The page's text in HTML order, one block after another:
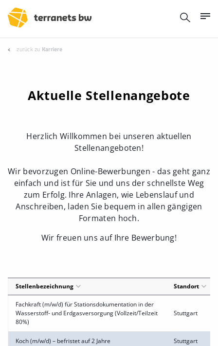
zurück zu Karriere
Aktuelle Stellenangebote
Herzlich Willkommen bei unseren aktuellen
Stellenangeboten!
Wir bevorzugen Online-Bewerbungen - das geht ganz
einfach und ist für Sie und uns der schnellste Weg
zum Erfolg. Ihre Anlagen, wie Lebenslauf und
Anschreiben, laden Sie bequem in allen gängigen
Formaten hoch.
Wir freuen uns auf Ihre Bewerbung!
Stellenbezeichnung Standort
Fachkraft (m/w/d) für Stationsdokumentation in der
Wasserstoff- und Erdgasversorgung (Vollzeit/Teilzeit
80%)
Stuttgart
Koch (m/w/d) – befristet auf 2 Jahre Stuttgart